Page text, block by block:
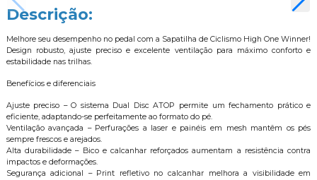
Descrição:
Melhore seu desempenho no pedal com a Sapatilha de Ciclismo High One Winner!
Design robusto, ajuste preciso e excelente ventilação para máximo conforto e
estabilidade nas trilhas.
Benefícios e diferenciais
Ajuste preciso – O sistema Dual Disc ATOP permite um fechamento prático e
eficiente, adaptando-se perfeitamente ao formato do pé.
Ventilação avançada – Perfurações a laser e painéis em mesh mantêm os pés
sempre frescos e arejados.
Alta durabilidade – Bico e calcanhar reforçados aumentam a resistência contra
impactos e deformações.
Segurança adicional – Print refletivo no calcanhar melhora a visibilidade em